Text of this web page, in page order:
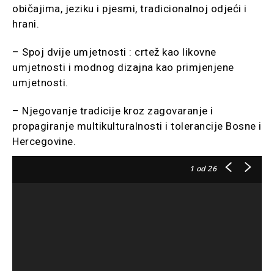
običajima, jeziku i pjesmi, tradicionalnoj odjeći i
hrani.
– Spoj dvije umjetnosti : crtež kao likovne
umjetnosti i modnog dizajna kao primjenjene
umjetnosti.
– Njegovanje tradicije kroz zagovaranje i
propagiranje multikulturalnosti i tolerancije Bosne i
Hercegovine.
1 od 26